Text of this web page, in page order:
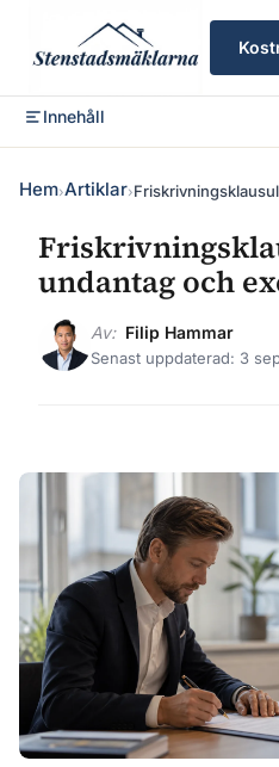
Innehåll
Hem›Artiklar›
undantag och
Av: Filip Hammar
Senast uppdaterad: 3